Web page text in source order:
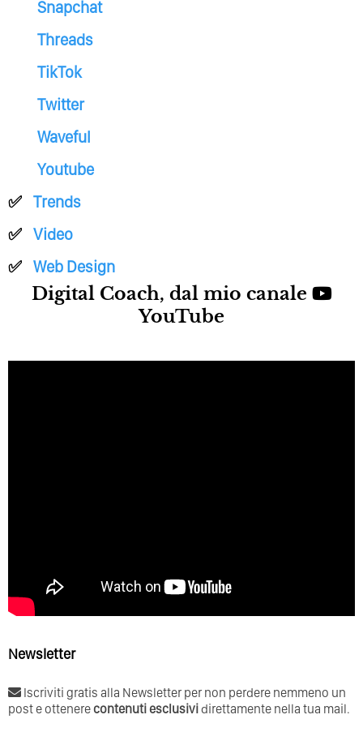
Snapchat
Threads
TikTok
Twitter
Waveful
Youtube
Trends
Video
Web Design
Digital Coach, dal mio canale
YouTube
Newsletter
Iscriviti gratis alla Newsletter per non perdere nemmeno un
post e ottenerecontenuti esclusividirettamente nella tua mail.